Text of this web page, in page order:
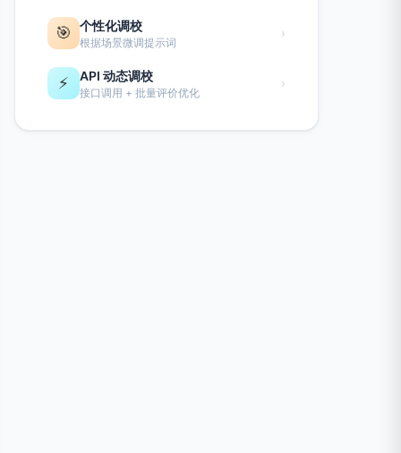
🎯 个性化调校
根据场景微调提示词
›
⚡ API 动态调校
接口调用 + 批量评价优化
›